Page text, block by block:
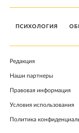
ПСИХОЛОГИЯ
Редакция
Наши партнеры
Правовая информация
Условия использования
Политика